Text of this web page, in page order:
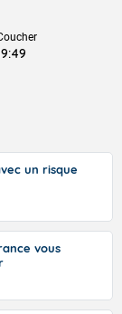
un risque
vous